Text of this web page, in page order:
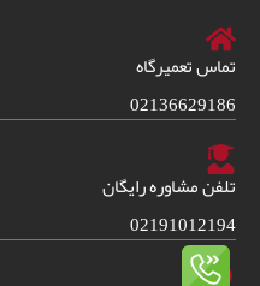
تماس تعمیرگاه
02136629186
تلفن مشاوره رایگان
02191012194